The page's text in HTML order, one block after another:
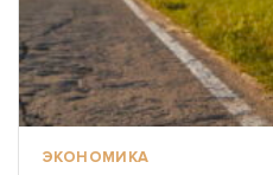
ЭКОНОМИКА